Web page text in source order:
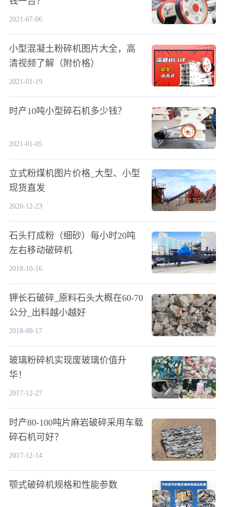
2021-07-06
小型混凝土粉碎机图片大全，高
清视频了解（附价格）
2021-01-19
时产10吨小型碎石机多少钱？
2021-01-05
立式粉煤机图片价格_大型、小型
现货直发
2020-12-23
石头打成粉（细砂）每小时20吨
左右移动破碎机
2018-10-16
钾长石破碎_原料石头大概在60-70
公分_出料越小越好
2018-09-17
玻璃粉碎机实现废玻璃价值升
华！
2017-12-27
时产80-100吨片麻岩破碎采用车载
碎石机可好？
2017-12-14
颚式破碎机规格和性能参数